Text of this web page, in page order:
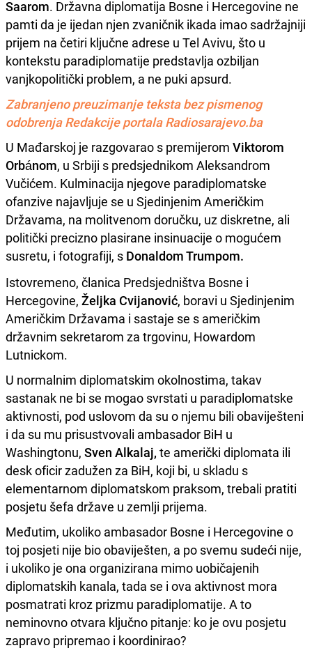
Saarom. Državna diplomatija Bosne i Hercegovine ne
pamti da je ijedan njen zvaničnik ikada imao sadržajniji
prijem na četiri ključne adrese u Tel Avivu, što u
kontekstu paradiplomatije predstavlja ozbiljan
vanjkopolitički problem, a ne puki apsurd.
Zabranjeno preuzimanje teksta bez pismenog
odobrenja Redakcije portala Radiosarajevo.ba
U Mađarskoj je razgovarao s premijerom Viktorom
Orbánom, u Srbiji s predsjednikom Aleksandrom
Vučićem. Kulminacija njegove paradiplomatske
ofanzive najavljuje se u Sjedinjenim Američkim
Državama, na molitvenom doručku, uz diskretne, ali
politički precizno plasirane insinuacije o mogućem
susretu, i fotografiji, s Donaldom Trumpom.
Istovremeno, članica Predsjedništva Bosne i
Hercegovine, Željka Cvijanović, boravi u Sjedinjenim
Američkim Državama i sastaje se s američkim
državnim sekretarom za trgovinu, Howardom
Lutnickom.
U normalnim diplomatskim okolnostima, takav
sastanak ne bi se mogao svrstati u paradiplomatske
aktivnosti, pod uslovom da su o njemu bili obaviješteni
i da su mu prisustvovali ambasador BiH u
Washingtonu, Sven Alkalaj, te američki diplomata ili
desk oficir zadužen za BiH, koji bi, u skladu s
elementarnom diplomatskom praksom, trebali pratiti
posjetu šefa države u zemlji prijema.
Međutim, ukoliko ambasador Bosne i Hercegovine o
toj posjeti nije bio obaviješten, a po svemu sudeći nije,
i ukoliko je ona organizirana mimo uobičajenih
diplomatskih kanala, tada se i ova aktivnost mora
posmatrati kroz prizmu paradiplomatije. A to
neminovno otvara ključno pitanje: ko je ovu posjetu
zapravo pripremao i koordinirao?